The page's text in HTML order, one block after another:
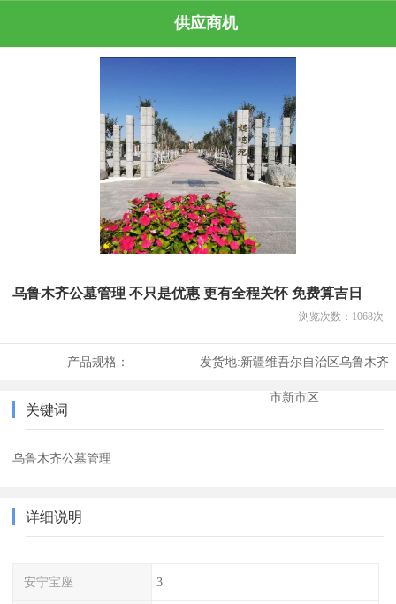
供应商机
乌鲁木齐公墓管理 不只是优惠 更有全程关怀 免费算吉日
浏览次数： 1068次
产品规格： 发货地:新疆维吾尔自治区乌鲁木齐
市新市区
关键词
乌鲁木齐公墓管理
详细说明
安宁宝座 3